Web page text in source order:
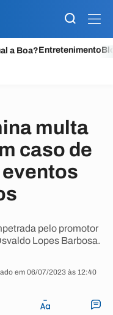
a Boa?Entretenimento
multa
caso de
pelo promotor
Lopes Barbosa.
em 06/07/2023 às 12:40